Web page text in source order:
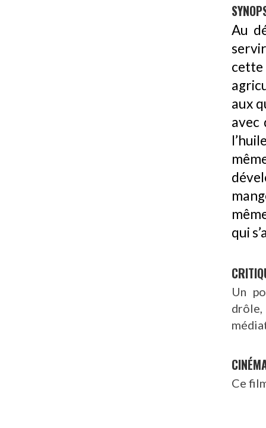
Au
aux
avec
qui
Un
Ce